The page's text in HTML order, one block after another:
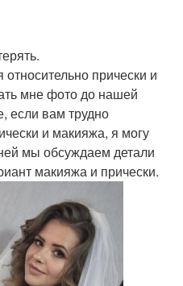
прически и
мне фото до нашей
если вам трудно
и макияжа, я могу
мы обсуждаем детали
макияжа и прически.